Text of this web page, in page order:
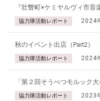
『壮瞥町×ケミヤルヴィ市
協力隊活動レポート 2024
秋のイベント出店（Part2）
協力隊活動レポート 2024
「第２回そうべつモルック
協力隊活動レポート 2023